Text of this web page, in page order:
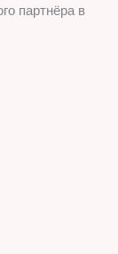
партнёра в